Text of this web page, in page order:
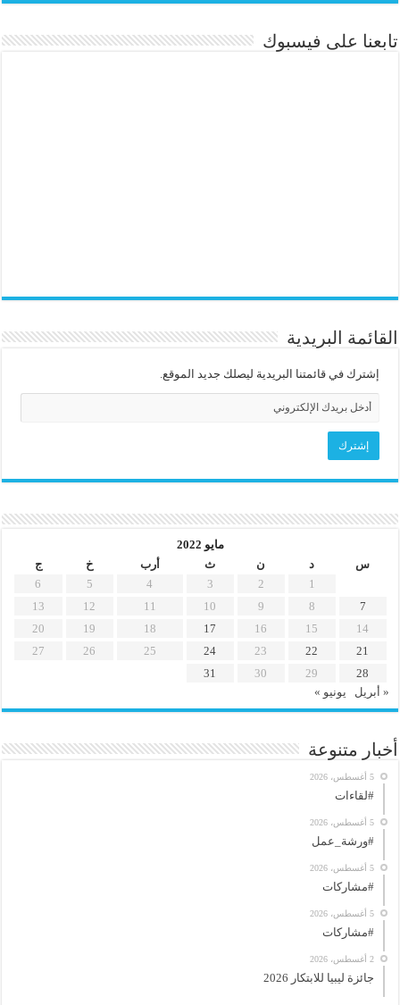
تابعنا على فيسبوك
القائمة البريدية
إشترك في قائمتنا البريدية ليصلك جديد الموقع.
مايو 2022
س
د ن ث أرب خ
ج
1
2
3
4
5
6
7
8
9
10
11
12
13
14
15
16
17
18
19
20
21
22
23
24
25
26
27
28
29
30
31
« أبريل
يونيو »
أخبار متنوعة
5 أغسطس، 2026
#لقاءات
5 أغسطس، 2026
#ورشة_عمل
5 أغسطس، 2026
#مشاركات
5 أغسطس، 2026
#مشاركات
2 أغسطس، 2026
جائزة ليبيا للابتكار 2026